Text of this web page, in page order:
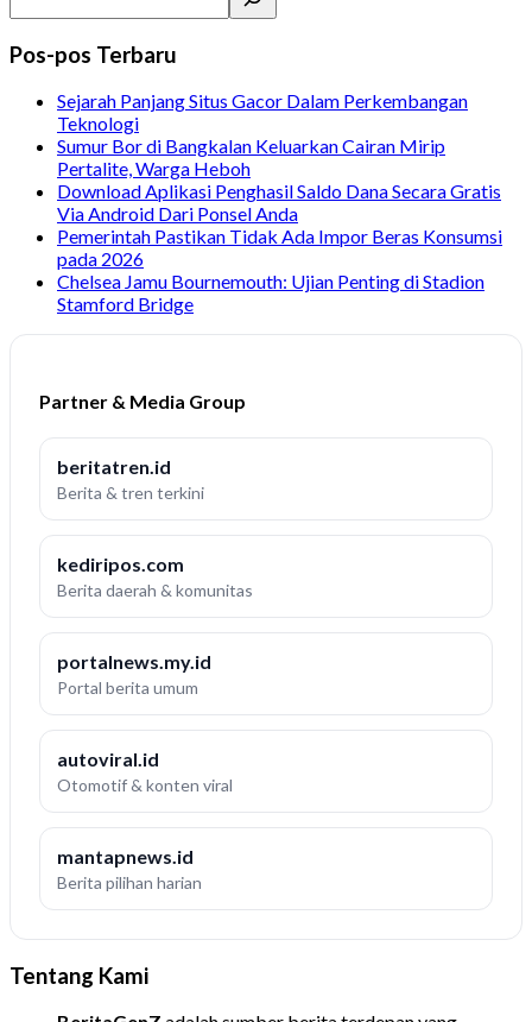
Pos-pos Terbaru
Sejarah Panjang Situs Gacor Dalam Perkembangan
Teknologi
Sumur Bor di Bangkalan Keluarkan Cairan Mirip
Pertalite, Warga Heboh
Download Aplikasi Penghasil Saldo Dana Secara Gratis
Via Android Dari Ponsel Anda
Pemerintah Pastikan Tidak Ada Impor Beras Konsumsi
pada 2026
Chelsea Jamu Bournemouth: Ujian Penting di Stadion
Stamford Bridge
Partner & Media Group
beritatren.id
Berita & tren terkini
kediripos.com
Berita daerah & komunitas
portalnews.my.id
Portal berita umum
autoviral.id
Otomotif & konten viral
mantapnews.id
Berita pilihan harian
Tentang Kami